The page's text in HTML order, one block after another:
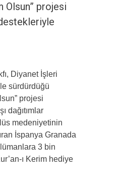
Olsun” projesi
Diyanet İşleri
sürdürdüğü
projesi
dağıtımlar
medeniyetinin
İspanya Granada
3 bin
ı Kerim hediye